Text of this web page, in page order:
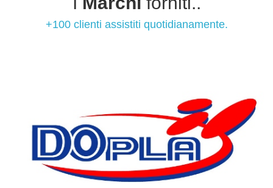
+100 clienti assistiti quotidianamente.